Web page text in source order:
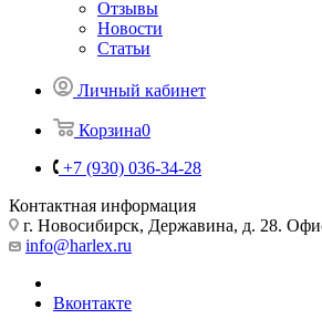
Отзывы
Новости
Статьи
Личный кабинет
Корзина0
+7 (930) 036-34-28
Контактная информация
г. Новосибирск, Державина, д. 28.
info@harlex.ru
Вконтакте